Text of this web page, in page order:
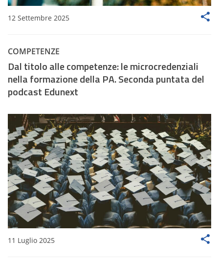
12 Settembre 2025
COMPETENZE
Dal titolo alle competenze: le microcredenziali
nella formazione della PA. Seconda puntata del
podcast Edunext
11 Luglio 2025